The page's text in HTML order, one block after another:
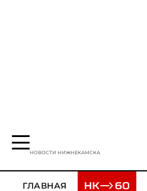
НОВОСТИ НИЖНЕКАМСКА
ГЛАВНАЯ